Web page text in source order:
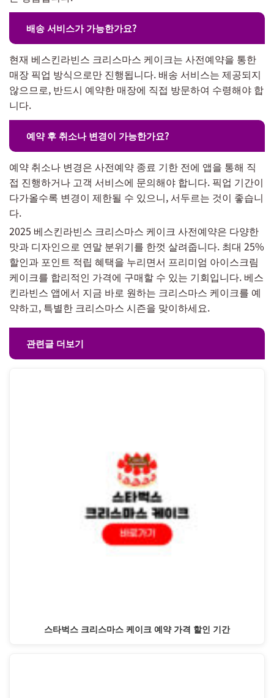
배송 서비스가 가능한가요?
현재 베스킨라빈스 크리스마스 케이크는 사전예약을 통한
매장 픽업 방식으로만 진행됩니다. 배송 서비스는 제공되지
않으므로, 반드시 예약한 매장에 직접 방문하여 수령해야 합
니다.
예약 후 취소나 변경이 가능한가요?
예약 취소나 변경은 사전예약 종료 기한 전에 앱을 통해 직
접 진행하거나 고객 서비스에 문의해야 합니다. 픽업 기간이
다가올수록 변경이 제한될 수 있으니, 서두르는 것이 좋습니
다.
2025 베스킨라빈스 크리스마스 케이크 사전예약은 다양한
맛과 디자인으로 연말 분위기를 한껏 살려줍니다. 최대 25%
할인과 포인트 적립 혜택을 누리면서 프리미엄 아이스크림
케이크를 합리적인 가격에 구매할 수 있는 기회입니다. 베스
킨라빈스 앱에서 지금 바로 원하는 크리스마스 케이크를 예
약하고, 특별한 크리스마스 시즌을 맞이하세요.
관련글 더보기
스타벅스 크리스마스 케이크 예약 가격 할인 기간